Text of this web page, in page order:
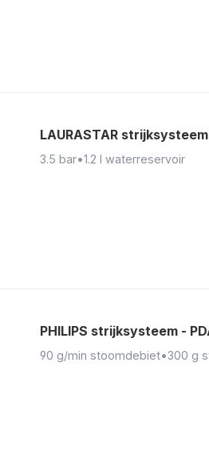
LAURASTAR
3.5 bar•1.2 l waterreservoir
PHILIPS strijksysteem -
90 g/min stoomdebiet•300 g